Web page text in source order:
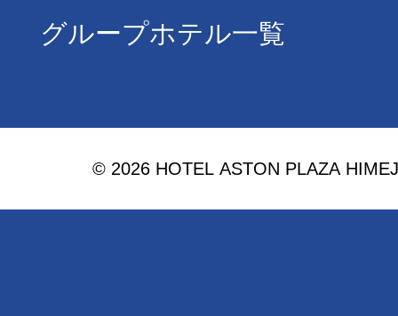
グループホテル一覧
© 2026 HOTEL ASTON PLAZA